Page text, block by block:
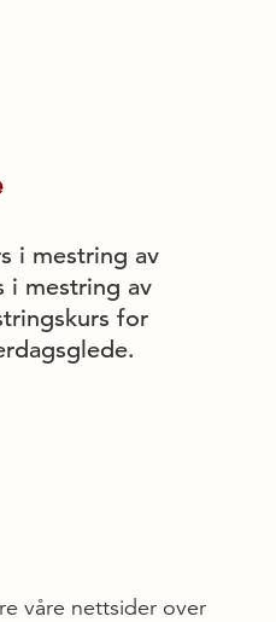
i mestring av
i mestring av
for
våre nettsider over